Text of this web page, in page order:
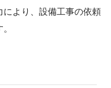
より、設備工事の依頼